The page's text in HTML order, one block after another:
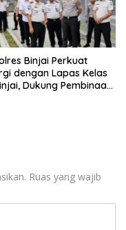
Binjai Perkuat
dengan Lapas Kelas
Dukung Pembinaan
Ruas yang wajib